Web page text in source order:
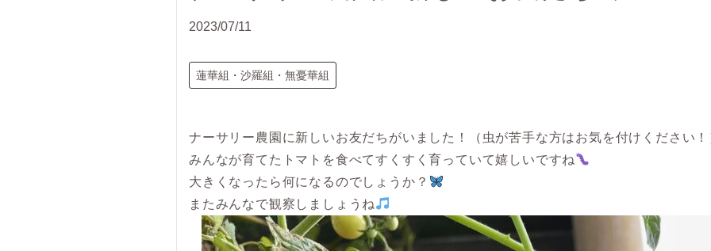
2023/07/11
蓮華組・沙羅組・無憂華組
ナーサリー農園に新しいお友だちがいました！（虫が苦手な方はお気を付けください
みんなが育てたトマトを食べてすくすく育っていて嬉しいですね
大きくなったら何になるのでしょうか？
またみんなで観察しましょうね